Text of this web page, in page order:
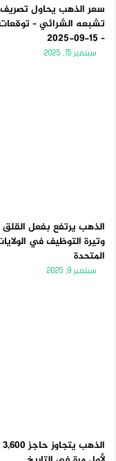
سعر الذهب يحاول تصريف
تشبعه الشرائي –
– 15-09-2025
سبتمبر 15, 2025
الذهب يرتفع بفعل
وتيرة التوظيف في
المتحدة
سبتمبر 9, 2025